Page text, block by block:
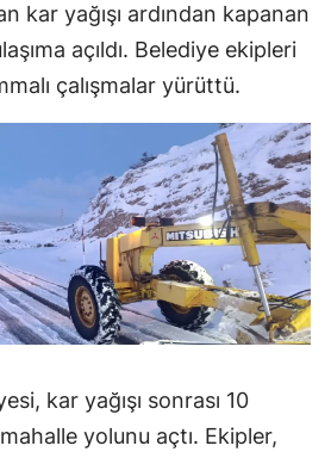
kar yağışı ardından kapanan
açıldı. Belediye ekipleri
çalışmalar yürüttü.
kar yağışı sonrası 10
yolunu açtı. Ekipler,